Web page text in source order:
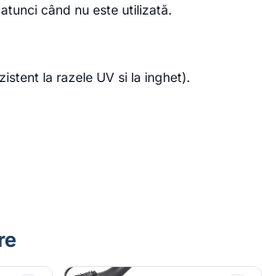
când nu este utilizată.
la razele UV si la inghet).